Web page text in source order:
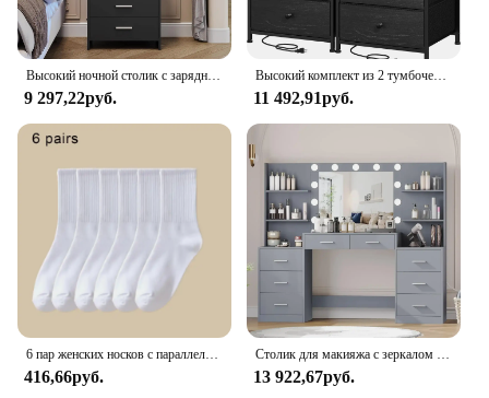
Высокий ночной столик с зарядной станцией, серый ночной стенд с ящиками и полками, прикроватный столик с стеклянной дверью
9 297,22руб.
Высокий комплект из 2 тумбочек с зарядной станцией и светодиодными лампочками, тумбочка с 3 ящиками и полками, прикроватный столик с USB-портами
11 492,91руб.
6 пар женских носков с параллельными полосками, модные универсальные носки с героями мультфильмов «Любовь», мягкие и удобные повседневные и дышащие носки
416,66руб.
Столик для макияжа с зеркалом и подсветкой, столик для туалетного столика с удлинителем, большой ящик и шесть открытых комодов для хранения, туалетный столик
13 922,67руб.